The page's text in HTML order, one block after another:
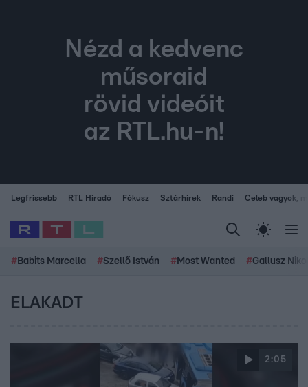
Nézd a kedvenc
műsoraid
rövid videóit
az RTL.hu-n!
Legfrissebb RTL Híradó Fókusz Sztárhírek Randi Celeb vagyok,
# Babits Marcella #Szellő István # Most Wanted #Gallusz
ELAKADT
2:05